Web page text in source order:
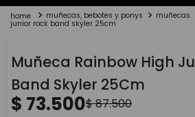
2.
lego
4.
monopatin
5. toy story
muñecas, bebotes y ponys muñecas
junior rock band skyler 25cm
Muñeca Rainbow High
Band Skyler 25Cm
$ 73.500$87.500